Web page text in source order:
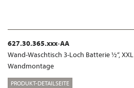
627.30.365.xxx-AA
Wand-Waschtisch 3-Loch Batterie ½“, XXL
Wandmontage
PRODUKT-DETAILSEITE